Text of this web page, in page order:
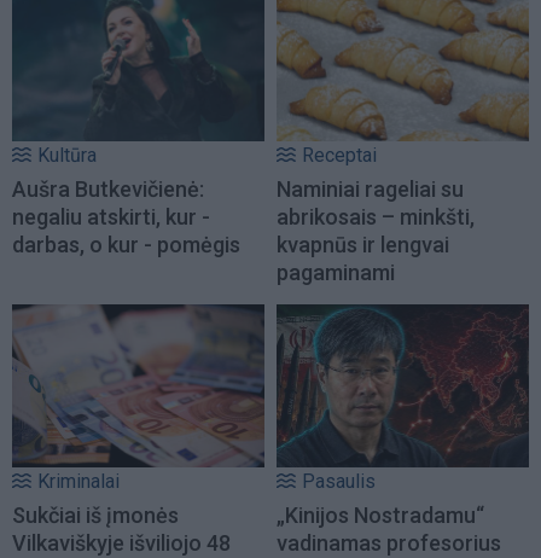
Kultūra
Aušra Butkevičienė:
negaliu atskirti, kur -
darbas, o kur - pomėgis
Receptai
Naminiai rageliai su
abrikosais – minkšti,
kvapnūs ir lengvai
pagaminami
Kriminalai
Sukčiai iš įmonės
Vilkaviškyje išviliojo 48
Pasaulis
„Kinijos Nostradamu“
vadinamas profesorius